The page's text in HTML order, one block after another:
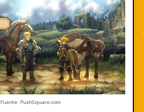
Fuente: PushSquare.com